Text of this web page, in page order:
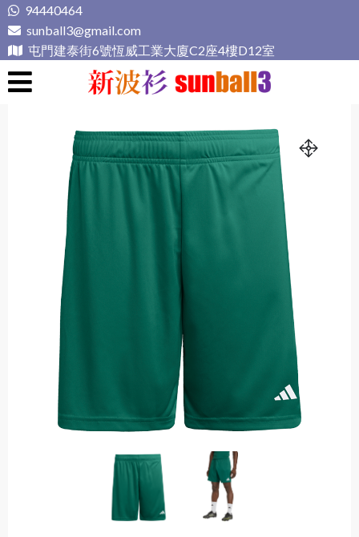
Skip
to
content
94440464
sunball3@gmail.com
屯門建泰街6號恆威工業大廈C2座4樓D12室